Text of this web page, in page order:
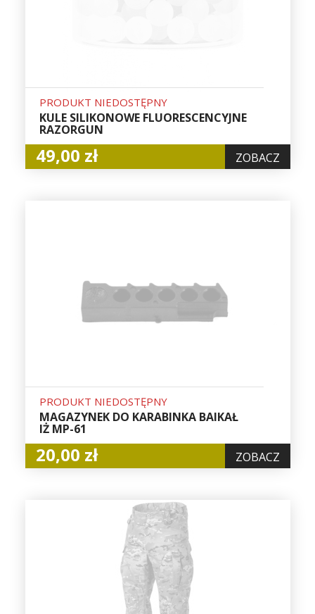
PRODUKT NIEDOSTĘPNY
KULE SILIKONOWE FLUORESCENCYJNE
RAZORGUN
49,00 zł ZOBACZ
PRODUKT NIEDOSTĘPNY
MAGAZYNEK DO KARABINKA BAIKAŁ
IŻ MP-61
20,00 zł ZOBACZ